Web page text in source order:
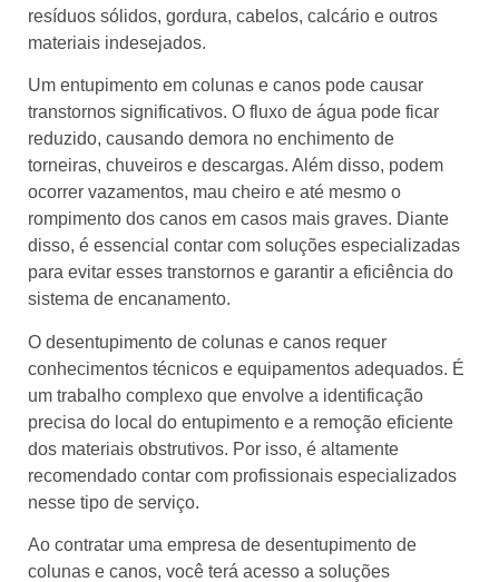
resíduos sólidos, gordura, cabelos, calcário e outros
materiais indesejados.
Um entupimento em colunas e canos pode causar
transtornos significativos. O fluxo de água pode ficar
reduzido, causando demora no enchimento de
torneiras, chuveiros e descargas. Além disso, podem
ocorrer vazamentos, mau cheiro e até mesmo o
rompimento dos canos em casos mais graves. Diante
disso, é essencial contar com soluções especializadas
para evitar esses transtornos e garantir a eficiência do
sistema de encanamento.
O desentupimento de colunas e canos requer
conhecimentos técnicos e equipamentos adequados. É
um trabalho complexo que envolve a identificação
precisa do local do entupimento e a remoção eficiente
dos materiais obstrutivos. Por isso, é altamente
recomendado contar com profissionais especializados
nesse tipo de serviço.
Ao contratar uma empresa de desentupimento de
colunas e canos, você terá acesso a soluções